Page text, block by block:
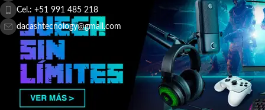
Cel.: +51 991 485 218
dacashtecnology@gmail.com